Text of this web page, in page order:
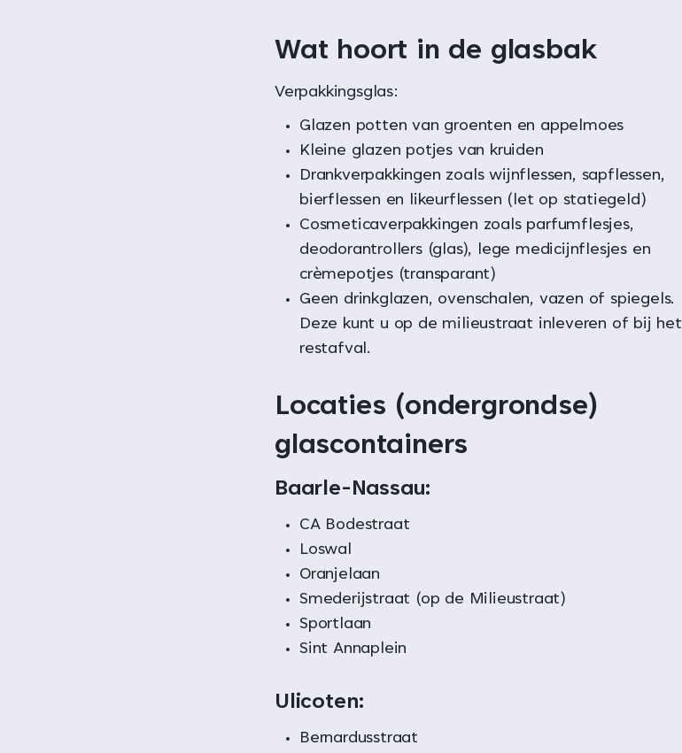
Wat hoort in de glasbak
Verpakkingsglas:
Glazen potten van groenten en appelmoes
Kleine glazen potjes van kruiden
Drankverpakkingen zoals wijnflessen, sapflessen,
bierflessen en likeurflessen (let op statiegeld)
Cosmeticaverpakkingen zoals parfumflesjes,
deodorantrollers (glas), lege medicijnflesjes en
crèmepotjes (transparant)
Geen drinkglazen, ovenschalen, vazen of spiegels.
Deze kunt u op de milieustraat inleveren of bij het
restafval.
Locaties (ondergrondse)
glascontainers
Baarle-Nassau:
CA Bodestraat
Loswal
Oranjelaan
Smederijstraat (op de Milieustraat)
Sportlaan
Sint Annaplein
Ulicoten:
Bernardusstraat